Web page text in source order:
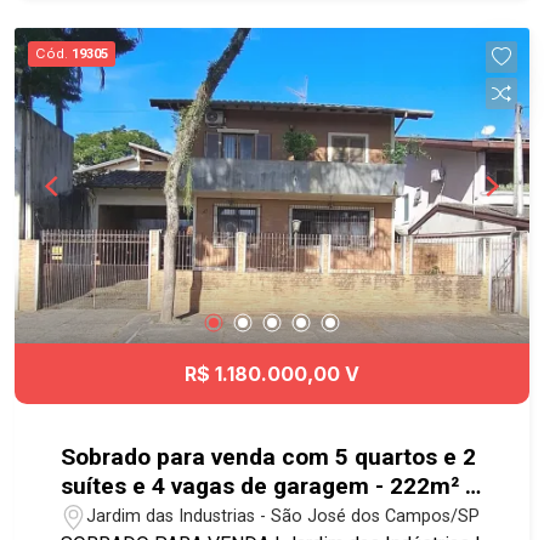
Lazer do condomínio: - Piscina adulto - Piscina
infantil - Academia - Academia ao ar livre -
Quadra poliesportiva - Salão de festas - Salão de
jogos - Churrasqueira - Playground -
Brinquedoteca - Bicicletário Próximo ao Colinas
Shopping, Aquarius Open Mall, avenida Cassiano
Ricardo, padarias e supermercados. #aptoavenda
#geracaoimoveis #venda #apartamento
Cód. 19305
R$ 1.180.000,00 V
Sobrado para venda com 5 quartos e 2
suítes e 4 vagas de garagem - 222m² -
Jardim das Indústrias
Jardim das Industrias - São José dos Campos/SP